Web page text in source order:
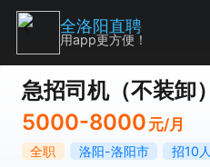
急招司机（不装卸）
5000-8000 元/月
全职 洛阳-洛阳市
招10人
全洛阳直聘
用app更方便！